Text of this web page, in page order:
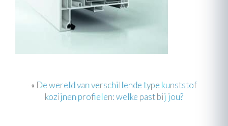
« De wereld van verschillende type kunststof
kozijnen profielen: welke past bij jou?